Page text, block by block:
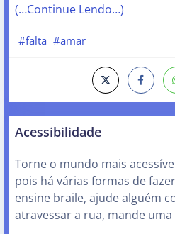
(…Continue Lendo…)
#falta #amar
Acessibilidade
Torne o mundo mais
pois há várias formas de
ensine braile, ajude alguém
atravessar a rua, mande